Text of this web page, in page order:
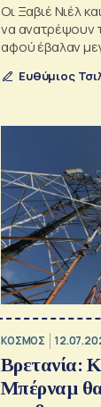
Οι Ξαβιέ Νιέλ
να ανατρέψουν
αφού έβαλαν
Ευθύμιος
ΚΟΣΜΟΣ
Βρετανία:
Μπέρναμ θα